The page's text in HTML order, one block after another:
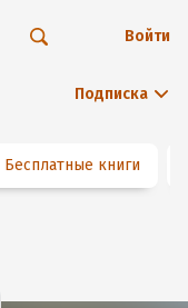
Подписка
Войти
Бесплатные книги